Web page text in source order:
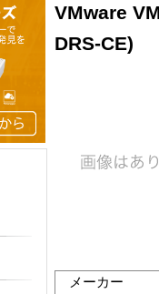
VMware
DRS-CE)
メーカー